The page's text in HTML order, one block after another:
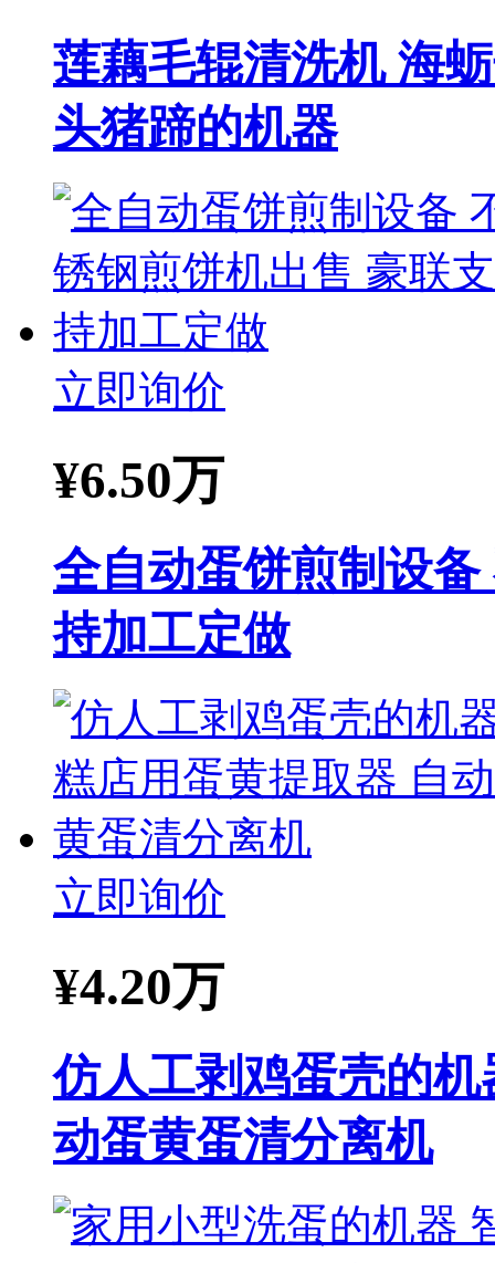
莲藕毛辊清洗机 海
头猪蹄的机器
立即询价
¥6.50万
全自动蛋饼煎制设
持加工定做
立即询价
¥4.20万
仿人工剥鸡蛋壳的
动蛋黄蛋清分离机